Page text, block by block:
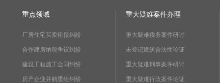
重点领域
厂房住宅买卖租赁纠纷
合作建房纳税争议纠纷
建设工程施工合同纠纷
房产企业并购重组纠纷
重大疑难案件办理
重大疑难税务案件研讨
未登记建筑合法性论证
重大疑难刑事案件研讨
重大疑难行政案件论证